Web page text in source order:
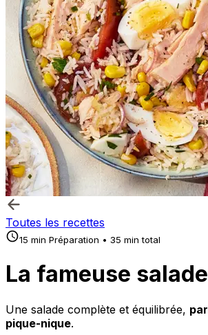
Toutes les recettes
15 min Préparation • 35 min total
La fameuse
Une salade complète et équilibrée,
pique-nique.